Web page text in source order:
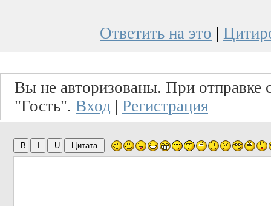
Ответить на это |
Вы не авторизованы. При отправке
"Гость". Вход | Регистрация